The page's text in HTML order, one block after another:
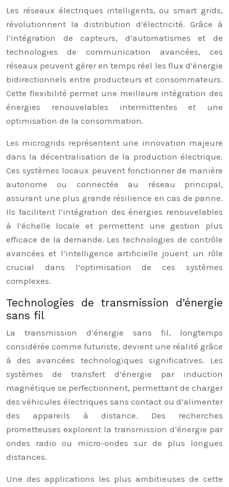
Les réseaux électriques intelligents, ou smart grids,
révolutionnent la distribution d’électricité. Grâce à
l’intégration de capteurs, d’automatismes et de
technologies de communication avancées, ces
réseaux peuvent gérer en temps réel les flux d’énergie
bidirectionnels entre producteurs et consommateurs.
Cette flexibilité permet une meilleure intégration des
énergies renouvelables intermittentes et une
optimisation de la consommation.
Les microgrids représentent une innovation majeure
dans la décentralisation de la production électrique.
Ces systèmes locaux peuvent fonctionner de manière
autonome ou connectée au réseau principal,
assurant une plus grande résilience en cas de panne.
Ils facilitent l’intégration des énergies renouvelables
à l’échelle locale et permettent une gestion plus
efficace de la demande. Les technologies de contrôle
avancées et l’intelligence artificielle jouent un rôle
crucial dans l’optimisation de ces systèmes
complexes.
Technologies de transmission d’énergie
sans fil
La transmission d’énergie sans fil, longtemps
considérée comme futuriste, devient une réalité grâce
à des avancées technologiques significatives. Les
systèmes de transfert d’énergie par induction
magnétique se perfectionnent, permettant de charger
des véhicules électriques sans contact ou d’alimenter
des appareils à distance. Des recherches
prometteuses explorent la transmission d’énergie par
ondes radio ou micro-ondes sur de plus longues
distances.
Une des applications les plus ambitieuses de cette